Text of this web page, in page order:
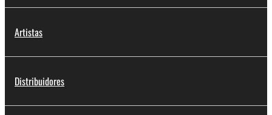
Artistas
Distribuidores